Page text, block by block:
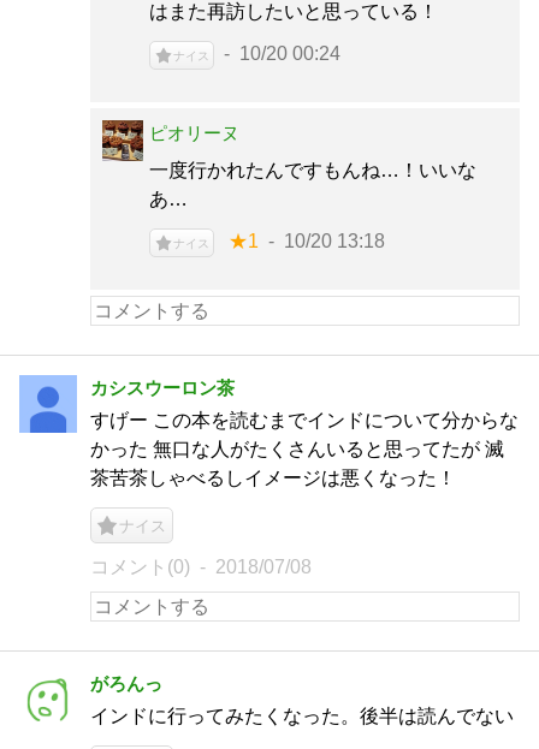
はまた再訪したいと思っている！
ナイス 10/20 00:24
ピオリーヌ
一度行かれたんですもんね…！いいな
あ…
ナイス ★1 10/20 13:18
カシスウーロン茶
すげー この本を読むまでインドについて分からな
かった 無口な人がたくさんいると思ってたが 滅
茶苦茶しゃべるしイメージは悪くなった！
ナイス
コメント(0) 2018/07/08
がろんっ
インドに行ってみたくなった。後半は読んでない